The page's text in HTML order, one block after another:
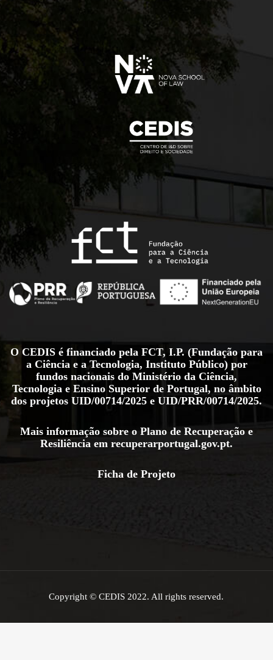
O CEDIS é financiado pela FCT, I.P. (Fundação para
a Ciência e a Tecnologia, Instituto Público) por
fundos nacionais do Ministério da Ciência,
Tecnologia e Ensino Superior de Portugal, no âmbito
dos projetos UID/00714/2025 e UID/PRR/00714/2025.
Mais informação sobre o Plano de Recuperação e
Resiliência em recuperarportugal.gov.pt.
Ficha de Projeto
Copyright © CEDIS 2022. All rights reserved.